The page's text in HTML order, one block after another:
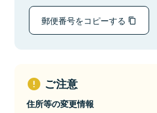
郵便番号をコピーする
ご注意
住所等の変更情報